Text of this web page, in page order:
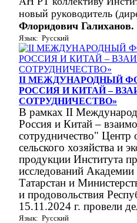
новый руководитель
Флоридович Галиханов.
Язык: Русский
II МЕЖДУНАРОДНЫЙ
РОССИЯ И КИТАЙ –
СОТРУДНИЧЕСТВО»
В рамках II
Россия и Китай –
сотрудничество" Центр
сельского хозяйства и
продукции Института
исследований
Татарстан и
и продовольствия
15.11.2024 г. провели
Язык: Русский